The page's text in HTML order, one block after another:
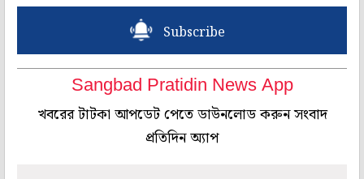
Subscribe
Sangbad Pratidin News App
খবরের টাটকা আপডেট পেতে ডাউনলোড করুন সংবাদ
প্রতিদিন অ্যাপ